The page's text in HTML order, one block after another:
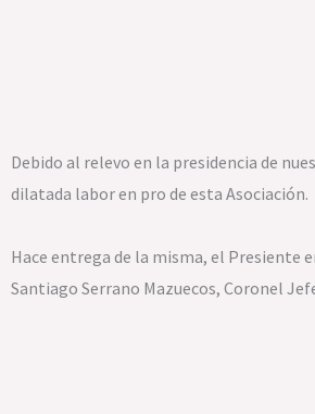
Debido al relevo en la presidencia de
dilatada labor en pro de esta Asociación.
Hace entrega de la misma, el Presiente
Santiago Serrano Mazuecos, Coronel